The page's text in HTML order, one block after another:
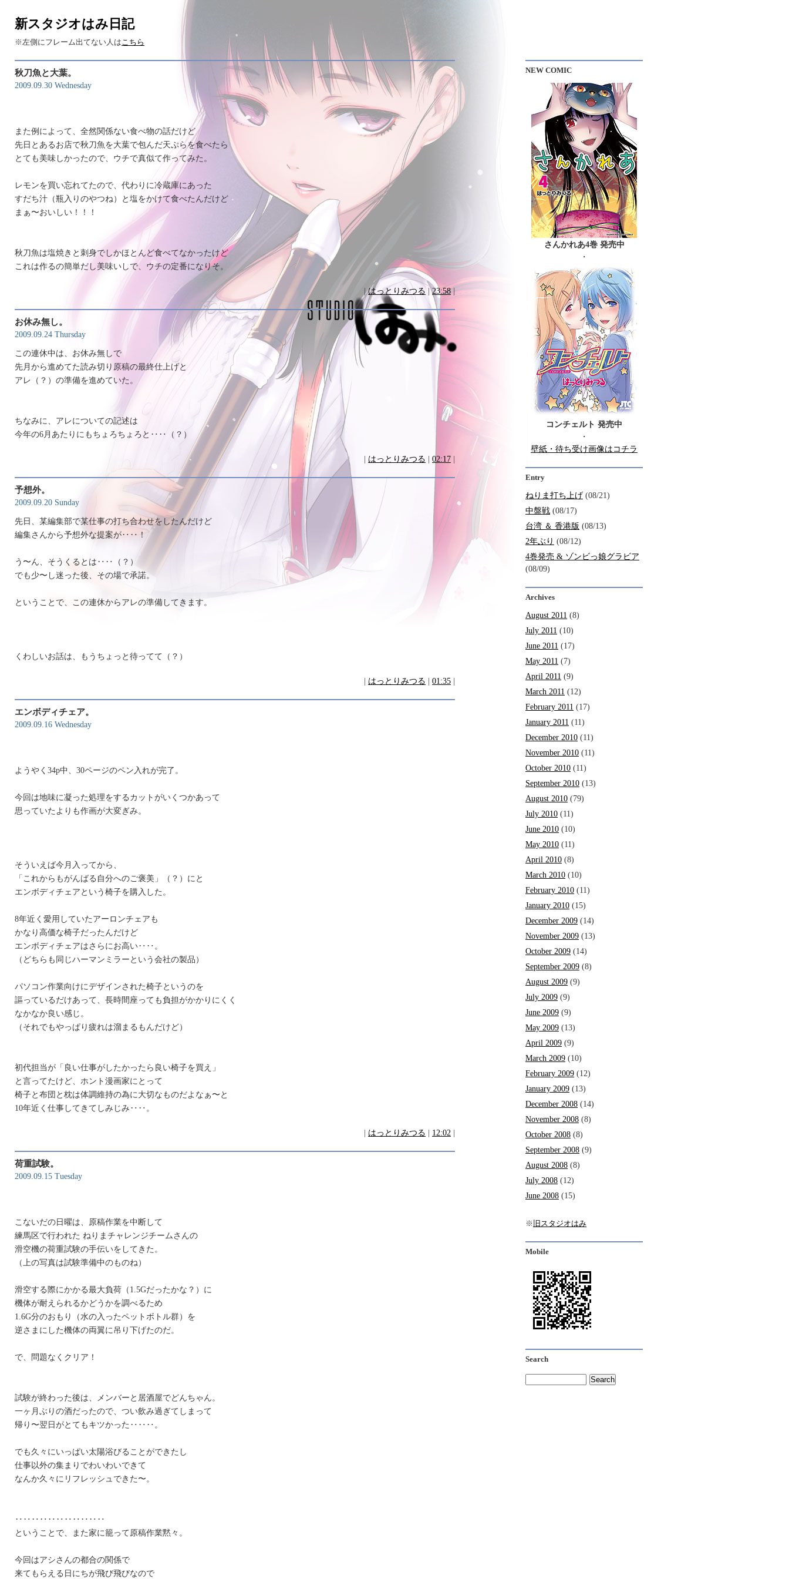
新スタジオはみ日記
※左側にフレーム出てない人はこちら
秋刀魚と大葉。
2009.09.30 Wednesday
また例によって、全然関係ない食べ物の話だけど
先日とあるお店で秋刀魚を大葉で包んだ天ぷらを食べたら
とても美味しかったので、ウチで真似て作ってみた。
レモンを買い忘れてたので、代わりに冷蔵庫にあった
すだち汁（瓶入りのやつね）と塩をかけて食べたんだけど
まぁ〜おいしい！！！
秋刀魚は塩焼きと刺身でしかほとんど食べてなかったけど
これは作るの簡単だし美味いしで、ウチの定番になりそ。
|はっとりみつる |23:58|
お休み無し。
2009.09.24 Thursday
この連休中は、お休み無しで
先月から進めてた読み切り原稿の最終仕上げと
アレ（？）の準備を進めていた。
ちなみに、アレについての記述は
今年の6月あたりにもちょろちょろと‥‥（？）
はっとりみつる 02:17
予想外。
2009.09.20 Sunday
先日、某編集部で某仕事の打ち合わせをしたんだけど
編集さんから予想外な提案が‥‥！
う〜ん、そうくるとは‥‥（？）
でも少〜し迷った後、その場で承諾。
ということで、この連休からアレの準備してきます。
くわしいお話は、もうちょっと待ってて（？）
はっとりみつる 01:35
エンボディチェア。
2009.09.16 Wednesday
ようやく34p中、30ページのペン入れが完了。
今回は地味に凝った処理をするカットがいくつかあって
思っていたよりも作画が大変ぎみ。
そういえば今月入ってから、
「これからもがんばる自分へのご褒美」（？）にと
エンボディチェアという椅子を購入した。
8年近く愛用していたアーロンチェアも
かなり高価な椅子だったんだけど
エンボディチェアはさらにお高い‥‥。
（どちらも同じハーマンミラーという会社の製品）
パソコン作業向けにデザインされた椅子というのを
謳っているだけあって、長時間座っても負担がかかりにくく
なかなか良い感じ。
（それでもやっぱり疲れは溜まるもんだけど）
初代担当が「良い仕事がしたかったら良い椅子を買え」
と言ってたけど、ホント漫画家にとって
椅子と布団と枕は体調維持の為に大切なものだよなぁ〜と
10年近く仕事してきてしみじみ‥‥。
はっとりみつる 12:02
荷重試験。
2009.09.15 Tuesday
こないだの日曜は、原稿作業を中断して
練馬区で行われた ねりまチャレンジチームさんの
滑空機の荷重試験の手伝いをしてきた。
（上の写真は試験準備中のものね）
滑空する際にかかる最大負荷（1.5Gだったかな？）に
機体が耐えられるかどうかを調べるため
1.6G分のおもり（水の入ったペットボトル群）を
逆さまにした機体の両翼に吊り下げたのだ。
で、問題なくクリア！
試験が終わった後は、メンバーと居酒屋でどんちゃん。
一ヶ月ぶりの酒だったので、つい飲み過ぎてしまって
帰り〜翌日がとてもキツかった‥‥‥。
でも久々にいっぱい太陽浴びることができたし
仕事以外の集まりでわいわいできて
なんか久々にリフレッシュできた〜。
‥‥‥‥‥‥‥‥‥‥‥
ということで、また家に籠って原稿作業黙々。
今回はアシさんの都合の関係で
来てもらえる日にちが飛び飛びなので
NEW COMIC
さんかれあ4巻 発売中
・
コンチェルト 発売中
・
壁紙・待ち受け画像はコチラ
Entry
ねりま打ち上げ (08/21)
中盤戦 (08/17)
台湾 ＆ 香港版 (08/13)
2年ぶり (08/12)
4巻発売 & ゾンビっ娘グラビア
(08/09)
Archives
August 2011 (8)
July 2011 (10)
June 2011 (17)
May 2011 (7)
April 2011 (9)
March 2011 (12)
February 2011 (17)
January 2011 (11)
December 2010 (11)
November 2010 (11)
October 2010 (11)
September 2010 (13)
August 2010 (79)
July 2010 (11)
June 2010 (10)
May 2010 (11)
April 2010 (8)
March 2010 (10)
February 2010 (11)
January 2010 (15)
December 2009 (14)
November 2009 (13)
October 2009 (14)
September 2009 (8)
August 2009 (9)
July 2009 (9)
June 2009 (9)
May 2009 (13)
April 2009 (9)
March 2009 (10)
February 2009 (12)
January 2009 (13)
December 2008 (14)
November 2008 (8)
October 2008 (8)
September 2008 (9)
August 2008 (8)
July 2008 (12)
June 2008 (15)
※ 旧スタジオはみ
Mobile
Search